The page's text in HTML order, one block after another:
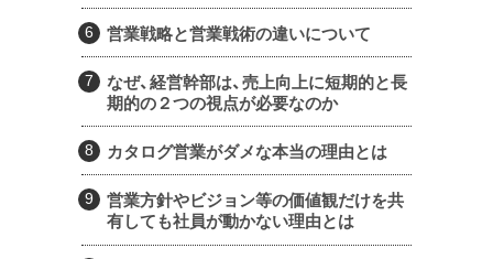
営業戦略と営業戦術の違いについて
なぜ、経営幹部は、売上向上に短期的と長
期的の２つの視点が必要なのか
カタログ営業がダメな本当の理由とは
営業方針やビジョン等の価値観だけを共
有しても社員が動かない理由とは